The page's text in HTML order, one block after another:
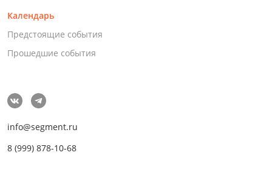
Календарь
Предстоящие события
Прошедшие события
info@segment.ru
8 (999) 878-10-68